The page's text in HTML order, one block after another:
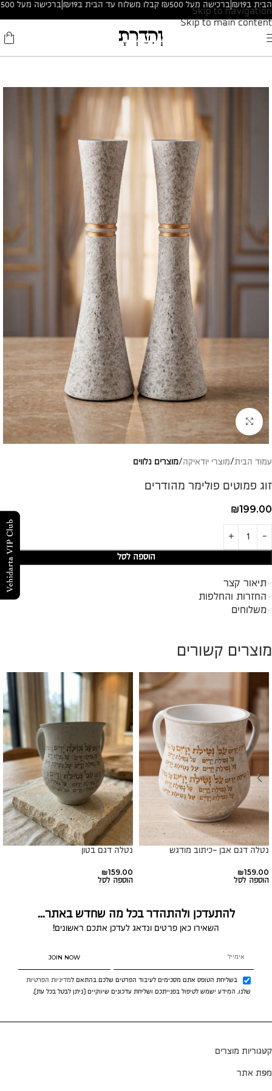
Skip to navigation
Skip to main content
ברכישה מעל ₪500 קבלו משלוח עד הבית ב₪19| ברכישה מעל ₪500 קבלו משלוח עד הבית ב₪19|
להגדלת התמונה
עמוד הבית מוצרי יודאיקה מוצרים נלווים
זוג פמוטים פולימר מהודרים
₪199.00
הוספה לסל
תיאור קצר
החזרות והחלפות
משלוחים
מוצרים קשורים
נטלה דגם אבן -כיתוב מודגש
₪159.00
הוספה לסל
נטלה דגם בטון
₪159.00
הוספה לסל
להתעדכן ולהתהדר בכל מה שחדש באתר...
השאירו כאן פרטים ונדאג לעדכן אתכם ראשונים!
בשליחת הטופס אתם מסכימים לעיבוד הפרטים שלכם בהתאם למדיניות הפרטיות
שלנו. המידע ישמש לטיפול בפנייתכם ושליחת עדכונים שיווקיים (ניתן לבטל בכל עת).
JOIN NOW
קטגוריות מוצרים
מפת אתר